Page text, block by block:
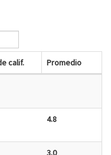
calif. Promedio
4.8
3.0